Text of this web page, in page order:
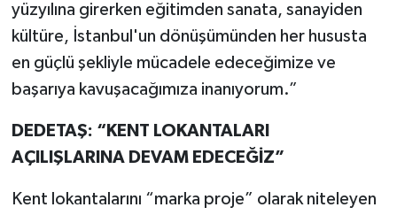
yüzyılına girerken eğitimden sanata, sanayiden
kültüre, İstanbul'un dönüşümünden her hususta
en güçlü şekliyle mücadele edeceğimize ve
başarıya kavuşacağımıza inanıyorum.”
DEDETAŞ: “KENT LOKANTALARI
AÇILIŞLARINA DEVAM EDECEĞİZ”
Kent lokantalarını “marka proje” olarak niteleyen